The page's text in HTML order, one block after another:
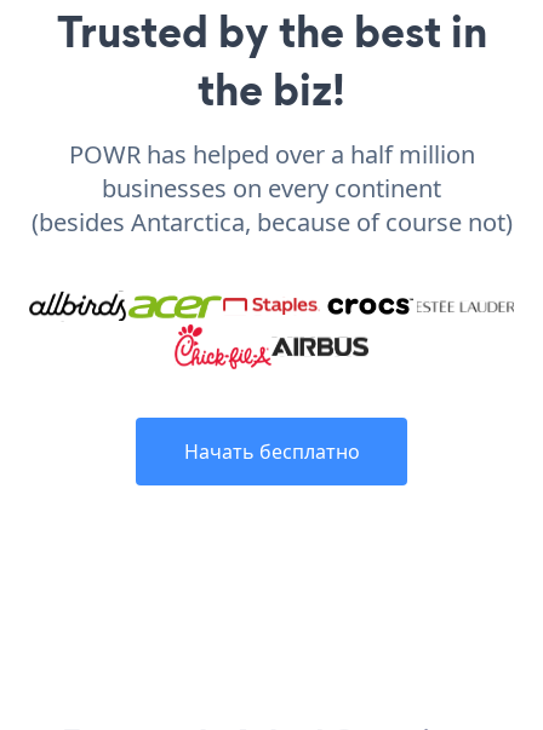
Trusted by the best in
the biz!
POWR has helped over a half million
businesses on every continent
(besides Antarctica, because of course not)
Начать бесплатно